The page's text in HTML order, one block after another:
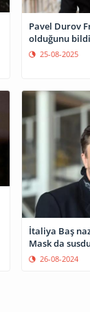
Pavel Durov
olduğunu
25-08-2025
İtaliya Baş
Mask da
26-08-2024